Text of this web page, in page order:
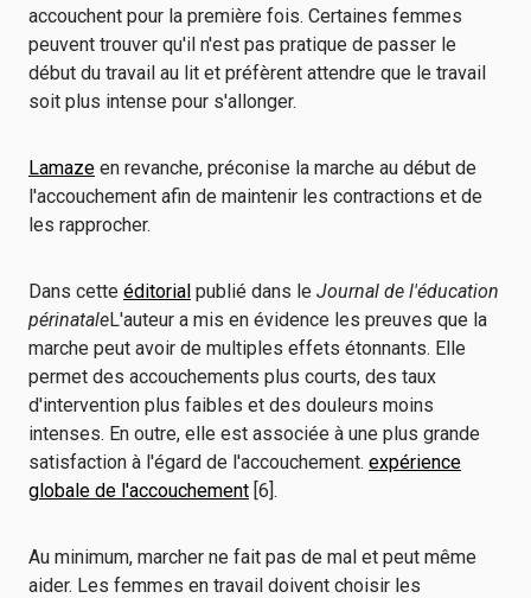
accouchent pour la première fois. Certaines femmes
peuvent trouver qu'il n'est pas pratique de passer le
début du travail au lit et préfèrent attendre que le travail
soit plus intense pour s'allonger.
Lamaze en revanche, préconise la marche au début de
l'accouchement afin de maintenir les contractions et de
les rapprocher.
Dans cette éditorial publié dans le Journal de l'éducation
périnataleL'auteur a mis en évidence les preuves que la
marche peut avoir de multiples effets étonnants. Elle
permet des accouchements plus courts, des taux
d'intervention plus faibles et des douleurs moins
intenses. En outre, elle est associée à une plus grande
satisfaction à l'égard de l'accouchement. expérience
globale de l'accouchement [6].
Au minimum, marcher ne fait pas de mal et peut même
aider. Les femmes en travail doivent choisir les